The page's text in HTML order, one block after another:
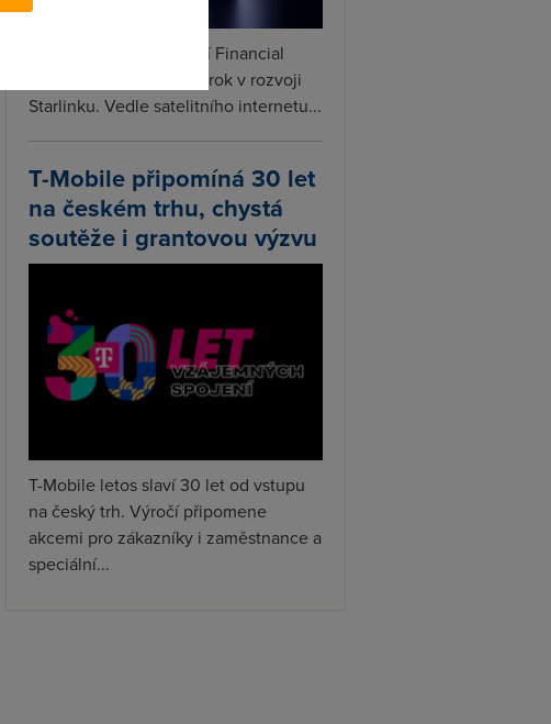
SpaceX podle informací Financial
Times připravuje další krok v rozvoji
Starlinku. Vedle satelitního internetu...
T-Mobile připomíná 30 let
na českém trhu, chystá
soutěže i grantovou výzvu
T-Mobile letos slaví 30 let od vstupu
na český trh. Výročí připomene
akcemi pro zákazníky i zaměstnance a
speciální...